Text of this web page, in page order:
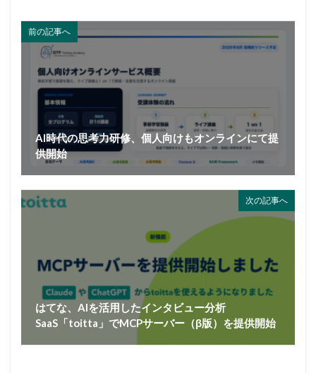
前の記事へ
AI時代の思考力研修、個人向けもオンラインにて提
供開始
次の記事へ
はてな、AIを活用したインタビュー分析
SaaS「toitta」でMCPサーバー（β版）を提供開始